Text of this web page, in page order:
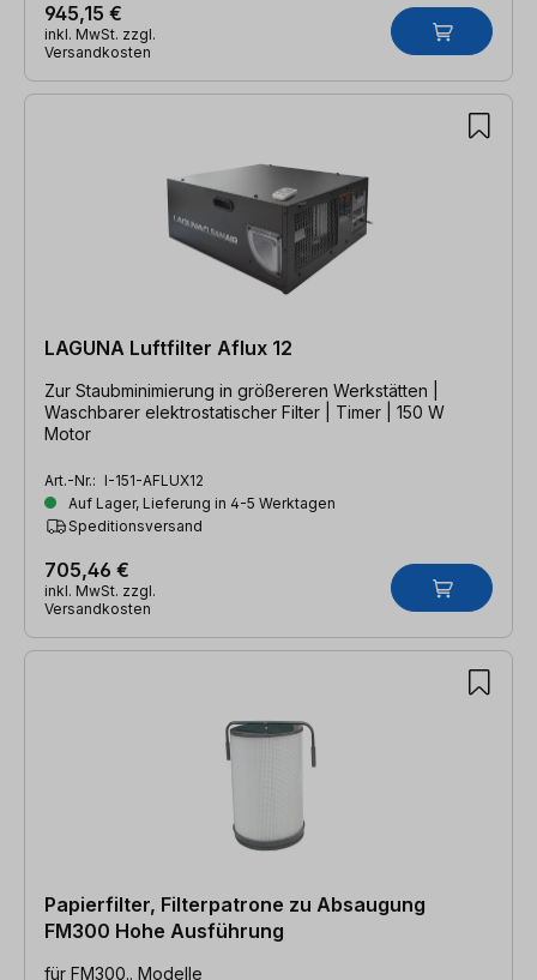
945,15 €
inkl. MwSt. zzgl.
Versandkosten
LAGUNA Luftfilter Aflux 12
Zur Staubminimierung in größereren Werkstätten |
Waschbarer elektrostatischer Filter | Timer | 150 W
Motor
Art.-Nr.: I-151-AFLUX12
Auf Lager, Lieferung in 4-5 Werktagen
Speditionsversand
705,46 €
inkl. MwSt. zzgl.
Versandkosten
Papierfilter, Filterpatrone zu Absaugung
FM300 Hohe Ausführung
für FM300.. Modelle